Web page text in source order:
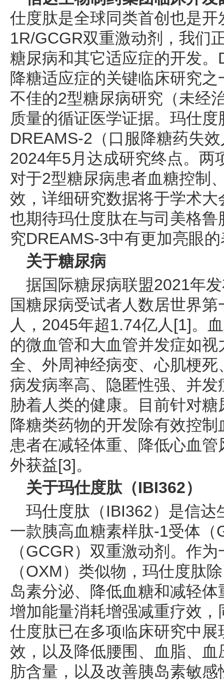
仕度肽是全球同类首创也是
1R/GCGR双重激动剂，我们
糖尿病和其它适应症的开发
降糖适应症的关键临床研究
不佳的2型糖尿病研究（未经
质量的循证医学证据。玛仕
DREAMS-2（口服降糖药失
2024年5月达成研究终点。两
对于2型糖尿病患者血糖控制
效，详细研究数据将于学术
也期待玛仕度肽在与司美格
究DREAMS-3中有更加亮眼
关于糖尿病
据国际糖尿病联盟2021年
国糖尿病受试者人数居世界
人，2045年超1.74亿人[1]。
的微血管和大血管并发症如
全、外周神经病变、心肌梗
病发病率高、隐匿性强、并
胁着人类的健康。目前针对
降糖类药物的开发除有效控
患者在减轻体重、降低心血
外获益[3]。
关于玛仕度肽 （IBI362）
玛仕度肽（IBI362）是信
一款胰高血糖素样肽-1受体
（GCGR）双重激动剂。作
（OXM）类似物，玛仕度肽
岛素分泌、降低血糖和减轻
增加能量消耗增强减重疗效
仕度肽已在多项临床研究中
效，以及降低腰围、血脂、
肪含量，以及改善胰岛素敏